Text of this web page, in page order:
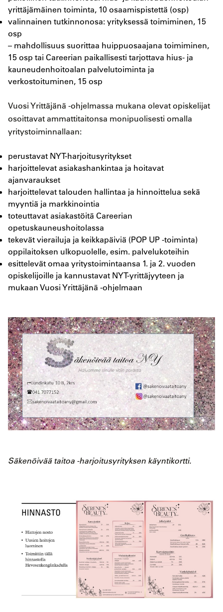
yrittäjämäinen toiminta, 10 osaamispistettä (osp)
valinnainen tutkinnonosa: yrityksessä toimiminen, 15
osp
– mahdollisuus suorittaa huippuosaajana toimiminen,
15 osp tai Careerian paikallisesti tarjottava hius- ja
kauneudenhoitoalan palvelutoiminta ja
verkostoituminen, 15 osp
Vuosi Yrittäjänä -ohjelmassa mukana olevat opiskelijat
osoittavat ammattitaitonsa monipuolisesti omalla
yritystoiminnallaan:
perustavat NYT-harjoitusyritykset
harjoittelevat asiakashankintaa ja hoitavat
ajanvaraukset
harjoittelevat talouden hallintaa ja hinnoittelua sekä
myyntiä ja markkinointia
toteuttavat asiakastöitä Careerian
opetuskauneushoitolassa
tekevät vierailuja ja keikkapäiviä (POP UP -toiminta)
oppilaitoksen ulkopuolelle, esim. palvelukoteihin
esittelevät omaa yritystoimintaansa 1. ja 2. vuoden
opiskelijoille ja kannustavat NYT-yrittäjyyteen ja
mukaan Vuosi Yrittäjänä -ohjelmaan
Säkenöivää taitoa -harjoitusyrityksen käyntikortti.